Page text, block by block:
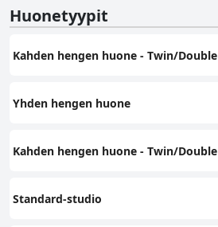
Huonetyypit
Kahden hengen huone - Twin/Double
Yhden hengen huone
Kahden hengen huone - Twin/Double
Standard-studio